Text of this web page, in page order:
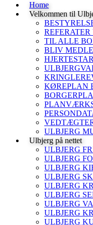
Home
Velkommen til
TIL ALLE
BLIV
KØREPLAN
ULBJERG
Ulbjerg på nettet
ULBJERG
ULBJERG
ULBJERG
ULBJERG
ULBJERG
ULBJERG
ULBJERG
ULBJERG
ULBJERG